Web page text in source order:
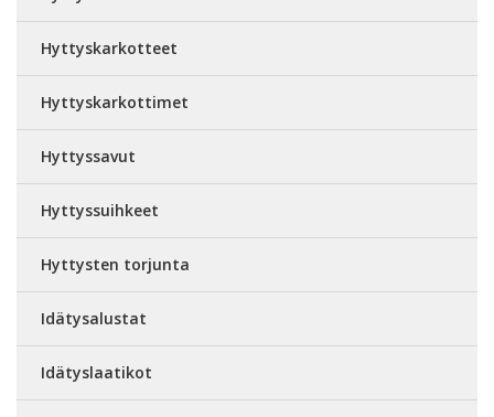
Hyttyskarkotteet
Hyttyskarkottimet
Hyttyssavut
Hyttyssuihkeet
Hyttysten torjunta
Idätysalustat
Idätyslaatikot